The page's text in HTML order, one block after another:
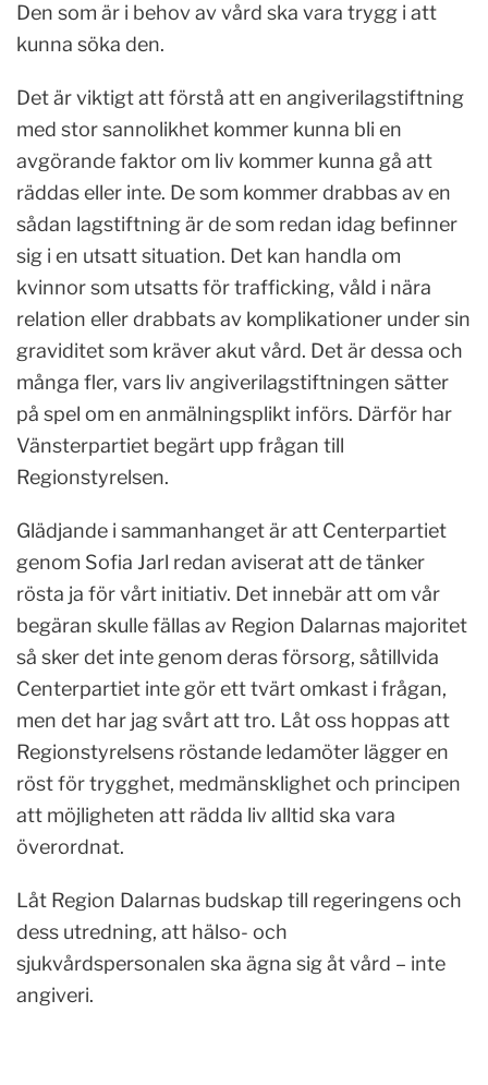
Den som är i behov av vård ska vara trygg i att
kunna söka den.
Det är viktigt att förstå att en angiverilagstiftning
med stor sannolikhet kommer kunna bli en
avgörande faktor om liv kommer kunna gå att
räddas eller inte. De som kommer drabbas av en
sådan lagstiftning är de som redan idag befinner
sig i en utsatt situation. Det kan handla om
kvinnor som utsatts för trafficking, våld i nära
relation eller drabbats av komplikationer under sin
graviditet som kräver akut vård. Det är dessa och
många fler, vars liv angiverilagstiftningen sätter
på spel om en anmälningsplikt införs. Därför har
Vänsterpartiet begärt upp frågan till
Regionstyrelsen.
Glädjande i sammanhanget är att Centerpartiet
genom Sofia Jarl redan aviserat att de tänker
rösta ja för vårt initiativ. Det innebär att om vår
begäran skulle fällas av Region Dalarnas majoritet
så sker det inte genom deras försorg, såtillvida
Centerpartiet inte gör ett tvärt omkast i frågan,
men det har jag svårt att tro. Låt oss hoppas att
Regionstyrelsens röstande ledamöter lägger en
röst för trygghet, medmänsklighet och principen
att möjligheten att rädda liv alltid ska vara
överordnat.
Låt Region Dalarnas budskap till regeringens och
dess utredning, att hälso- och
sjukvårdspersonalen ska ägna sig åt vård – inte
angiveri.